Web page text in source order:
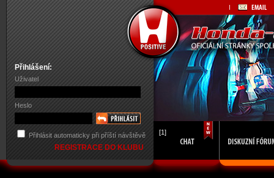
Přihlášení:
Uživatel
Heslo
Přihlásit automaticky při příští návštěvě
REGISTRACE DO KLUBU
[1]